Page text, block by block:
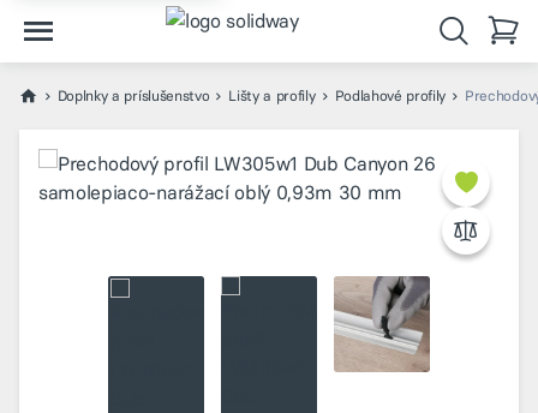
Doplnky a príslušenstvo Lišty a profily Podlahové profily